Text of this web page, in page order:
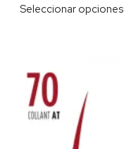
Seleccionar opciones